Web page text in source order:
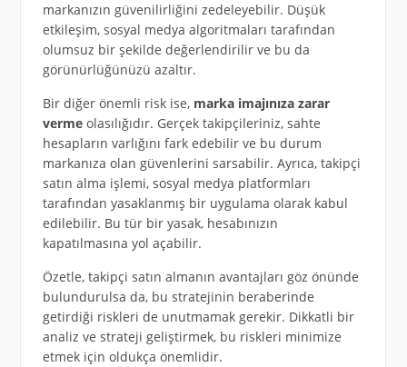
markanızın güvenilirliğini zedeleyebilir. Düşük
etkileşim, sosyal medya algoritmaları tarafından
olumsuz bir şekilde değerlendirilir ve bu da
görünürlüğünüzü azaltır.
Bir diğer önemli risk ise, marka imajınıza zarar
vermeolasılığıdır. Gerçek takipçileriniz, sahte
hesapların varlığını fark edebilir ve bu durum
markanıza olan güvenlerini sarsabilir. Ayrıca, takipçi
satın alma işlemi, sosyal medya platformları
tarafından yasaklanmış bir uygulama olarak kabul
edilebilir. Bu tür bir yasak, hesabınızın
kapatılmasına yol açabilir.
Özetle, takipçi satın almanın avantajları göz önünde
bulundurulsa da, bu stratejinin beraberinde
getirdiği riskleri de unutmamak gerekir. Dikkatli bir
analiz ve strateji geliştirmek, bu riskleri minimize
etmek için oldukça önemlidir.